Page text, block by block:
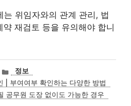
위임자와의 관계 관리, 법
재검토 등을 유의해야 합니
카
테
고
리
정보
| 부여여부 확인하는 다양한 방법
공무원 도장 없이도 가능한 경우